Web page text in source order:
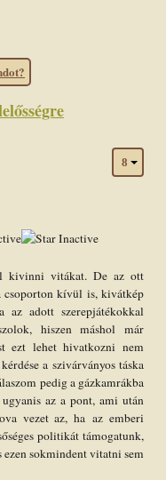
kivinni vitákat. De az ott
csoporton kívül is, kivátkép
adott szerepjátékokkal
hiszen máshol már
ezt lehet hivatkozni nem
a szivárványos táska
pedig a gázkamrákba
az a pont, ami után
vezet az, ha az emberi
politikát támogatunk,
sokmindent vitatni sem